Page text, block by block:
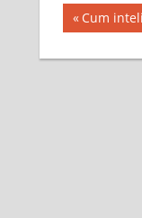
Post
Previous
Post:
Cum